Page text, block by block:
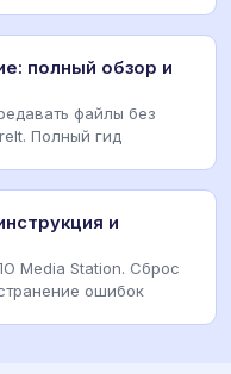
полный обзор и
файлы без
Полный гид
и
Media Station. Сброс
ошибок